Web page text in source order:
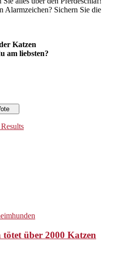
Alarmzeichen? Sichern Sie die
Katzen
am liebsten?
über 2000 Katzen